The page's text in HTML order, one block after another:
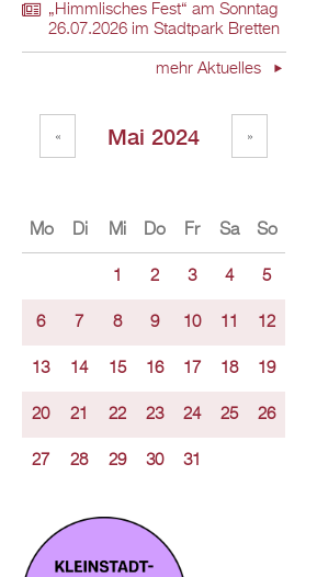
„Himmlisches Fest“ am Sonntag
26.07.2026 im Stadtpark Bretten
mehr Aktuelles
Mai 2024
« »
Mo Di Mi Do Fr Sa So
1 2 3 4 5
6 7 8 9 10 11 12
13 14 15 16 17 18 19
20 21 22 23 24 25 26
27 28 29 30 31